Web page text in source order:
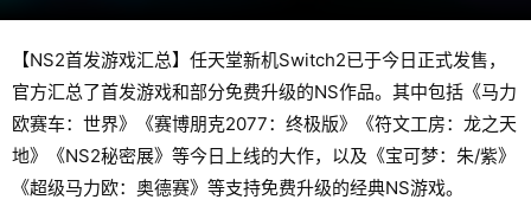
【NS2首发游戏汇总】任天堂新机Switch2已于今日正式发售，
官方汇总了首发游戏和部分免费升级的NS作品。其中包括《马力
欧赛车：世界》《赛博朋克2077：终极版》《符文工房：龙之天
地》《NS2秘密展》等今日上线的大作，以及《宝可梦：朱/紫》
《超级马力欧：奥德赛》等支持免费升级的经典NS游戏。